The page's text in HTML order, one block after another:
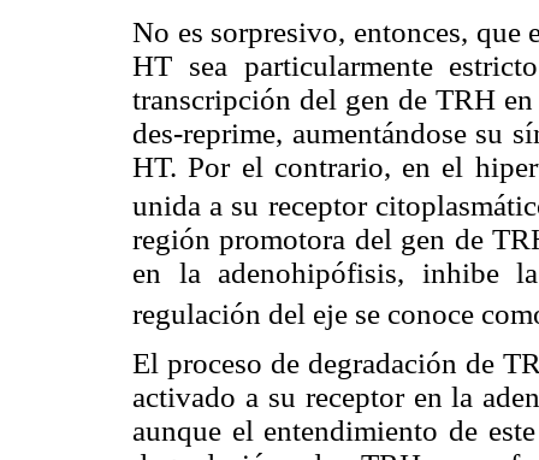
No es sorpresivo, entonces, que
HT sea particularmente
transcripción del gen de TRH
des-reprime, aumentándose su
HT. Por el contrario, en el
unida a su receptor
región promotora del gen de
en la adenohipófisis, inhibe
regulación del eje se conoce
El proceso de degradación de
activado a su receptor en la
aunque el entendimiento de